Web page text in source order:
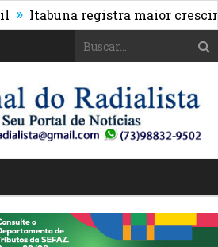
Itabuna registra maior